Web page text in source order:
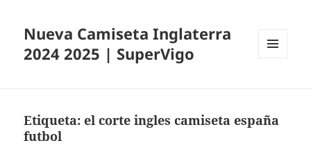
Nueva Camiseta Inglaterra
2024 2025 | SuperVigo
Etiqueta:el corte ingles camiseta españa
futbol